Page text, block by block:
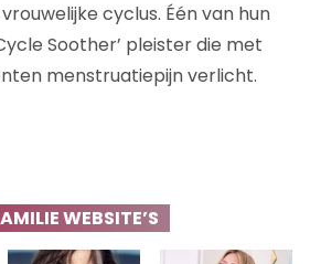
cyclus. Één van hun
Soother’ pleister die met
menstruatiepijn verlicht.
WEBSITE’S